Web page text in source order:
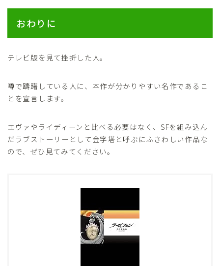
おわりに
テレビ版を見て挫折した人。
噂で躊躇している人に、本作が分かりやすい名作であるこ
とを宣言します。
エヴァやライディーンと比べる必要はなく、SFを組み込ん
だラブストーリーとして金字塔と呼ぶにふさわしい作品な
ので、ぜひ見てみてください。